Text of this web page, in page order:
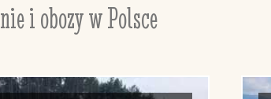
i obozy w Polsce